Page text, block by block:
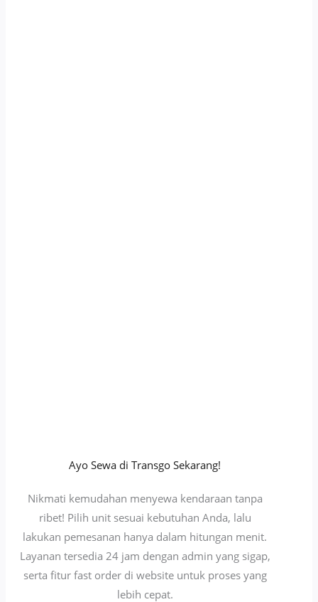
Ayo Sewa di Transgo Sekarang!
Nikmati kemudahan menyewa kendaraan tanpa
ribet! Pilih unit sesuai kebutuhan Anda, lalu
lakukan pemesanan hanya dalam hitungan menit.
Layanan tersedia 24 jam dengan admin yang sigap,
serta fitur fast order di website untuk proses yang
lebih cepat.